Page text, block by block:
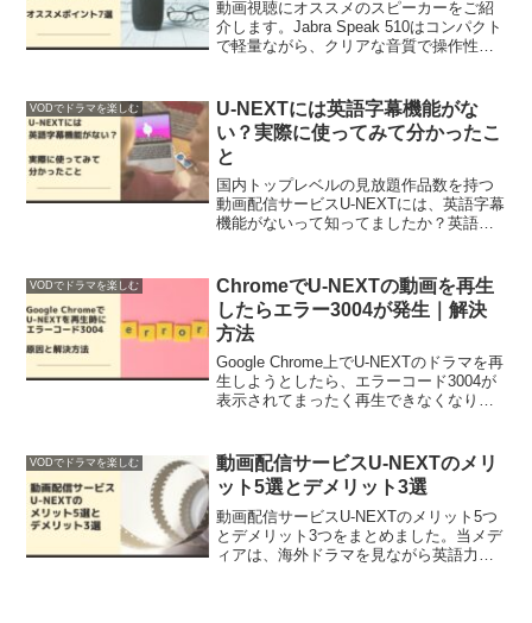
動画視聴にオススメのスピーカーをご紹
介します。Jabra Speak 510はコンパクト
で軽量ながら、クリアな音質で操作性の
VODでドラマを楽しむ
U-NEXTには英語字幕機能がな
い？実際に使ってみて分かったこ
と
国内トップレベルの見放題作品数を持つ
動画配信サービスU-NEXTには、英語字幕
機能がないって知ってましたか？英語学
紹介。
VODでドラマを楽しむ
ChromeでU-NEXTの動画を再生
したらエラー3004が発生｜解決
方法
Google Chrome上でU-NEXTのドラマを再
生しようとしたら、エラーコード3004が
表示されてまったく再生できなくなりま
です。
VODでドラマを楽しむ
動画配信サービスU-NEXTのメリ
ット5選とデメリット3選
動画配信サービスU-NEXTのメリット5つ
とデメリット3つをまとめました。当メデ
ィアは、海外ドラマを見ながら英語力ア